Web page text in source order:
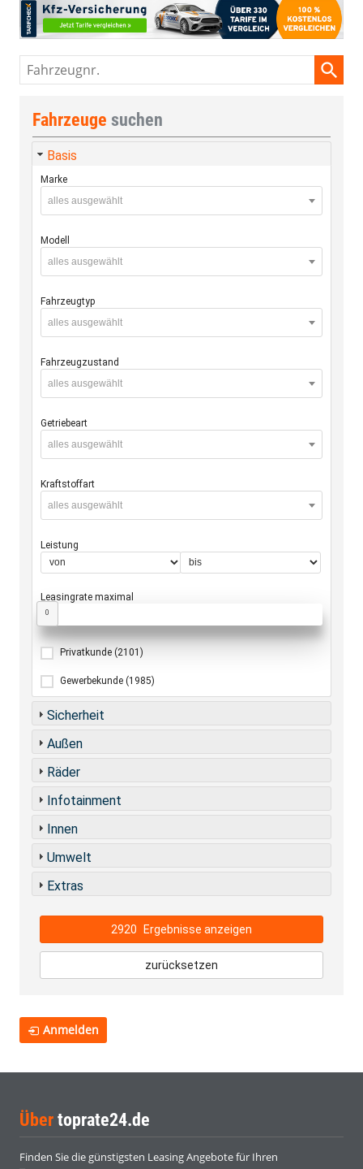
Fahrzeugnr.
Fahrzeuge suchen
Basis
Marke
alles ausgewählt
Modell
alles ausgewählt
Fahrzeugtyp
alles ausgewählt
Fahrzeugzustand
alles ausgewählt
Getriebeart
alles ausgewählt
Kraftstoffart
alles ausgewählt
Leistung
Leasingrate maximal
0
Privatkunde (2101)
Gewerbekunde (1985)
Sicherheit
Außen
Räder
Infotainment
Innen
Umwelt
Extras
2920 Ergebnisse anzeigen
zurücksetzen
Anmelden
Über toprate24.de
Finden Sie die günstigsten Leasing Angebote für Ihren